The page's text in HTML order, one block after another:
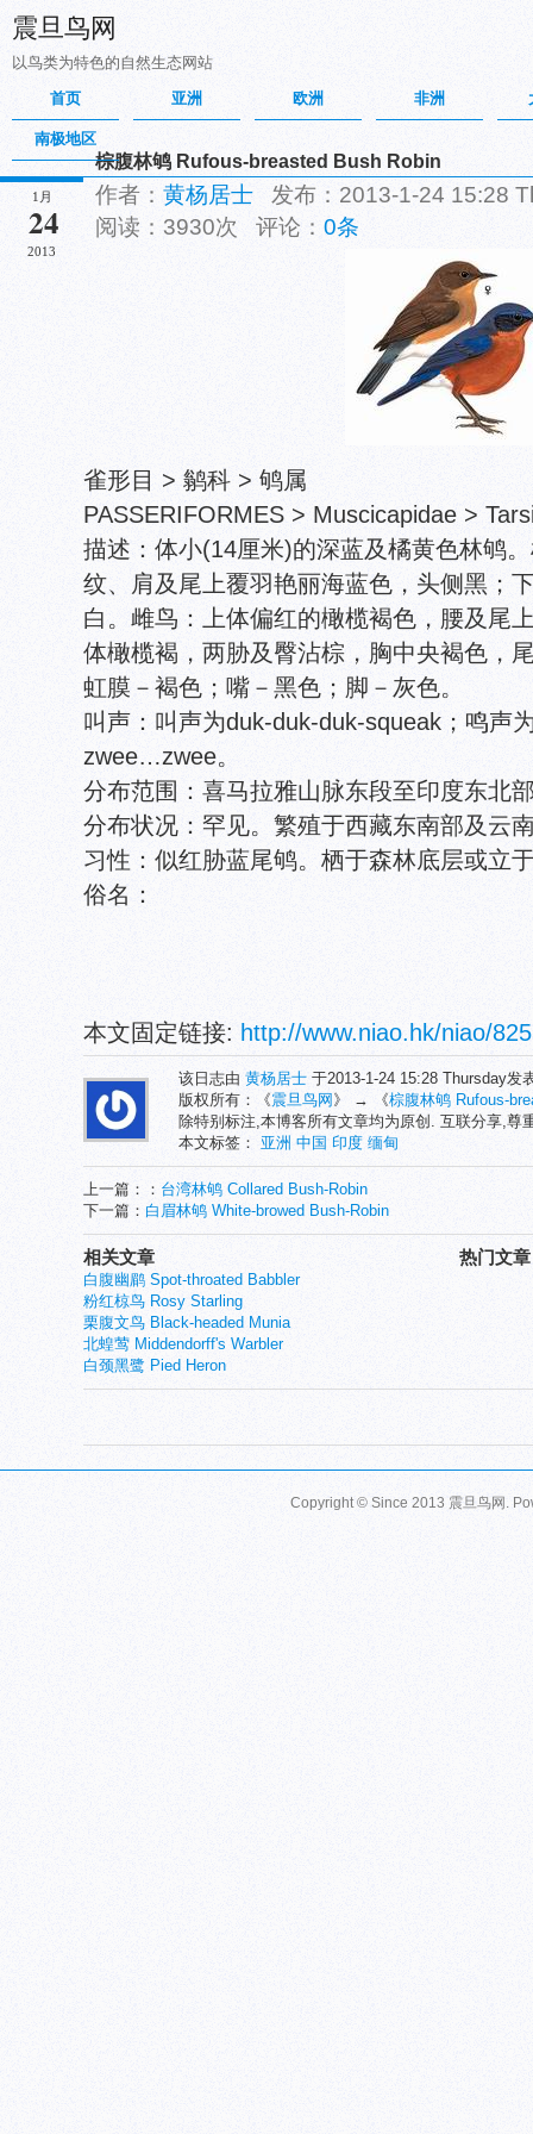
震旦鸟网
以鸟类为特色的自然生态网站
首页
亚洲 欧洲 非洲
南极地区
1月
24
2013
棕腹林鸲 Rufous-breasted Bush Robin
作者： 黄杨居士 发布：2013-1-24 15:28
阅读：3930次 评论： 0条
雀形目 > 鹟科 > 鸲属
PASSERIFORMES > Muscicapidae >
描述：体小(14厘米)的深蓝及橘黄色林鸲
纹、肩及尾上覆羽艳丽海蓝色，头侧黑；
白。雌鸟：上体偏红的橄榄褐色，腰及尾
体橄榄褐，两胁及臀沾棕，胸中央褐色，
虹膜－褐色；嘴－黑色；脚－灰色。
叫声：叫声为duk-duk-duk-squeak；鸣
zwee…zwee。
分布范围：喜马拉雅山脉东段至印度东北
分布状况：罕见。繁殖于西藏东南部及云
习性：似红胁蓝尾鸲。栖于森林底层或立
俗名：
本文固定链接: http://www.niao.hk/niao/
该日志由 黄杨居士 于2013-1-24 15:28 Thursday发
版权所有：《震旦鸟网 》 → 《棕腹林鸲 Rufous-
除特别标注,本博客所有文章均为原创. 互联分享,尊
本文标签： 亚洲 中国 印度 缅甸
上一篇：： 台湾林鸲 Collared Bush-Robin
下一篇： 白眉林鸲 White-browed Bush-Robin
热门文章
相关文章
白腹幽鹛 Spot-throated Babbler
粉红椋鸟 Rosy Starling
栗腹文鸟 Black-headed Munia
北蝗莺 Middendorff's Warbler
白颈黑鹭 Pied Heron
Copyright © Since 2013 震旦鸟网 .